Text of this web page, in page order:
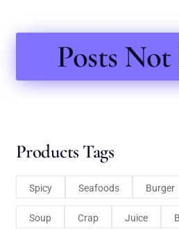
Posts
Products Tags
Spicy Seafoods Burger
Soup Crap Juice